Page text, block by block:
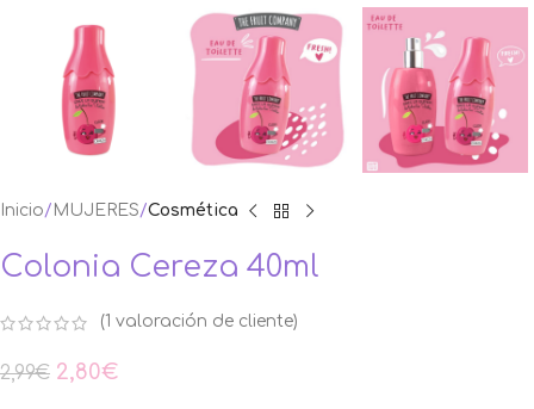
Inicio MUJERES Cosmética
Colonia Cereza 40ml
(1 valoración de cliente)
2,99€ 2,80€